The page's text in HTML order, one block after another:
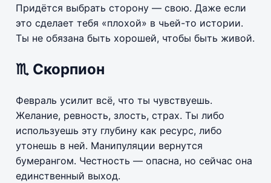
Придётся выбрать сторону — свою. Даже если
это сделает тебя «плохой» в чьей-то истории.
Ты не обязана быть хорошей, чтобы быть живой.
♏ Скорпион
Февраль усилит всё, что ты чувствуешь.
Желание, ревность, злость, страх. Ты либо
используешь эту глубину как ресурс, либо
утонешь в ней. Манипуляции вернутся
бумерангом. Честность — опасна, но сейчас она
единственный выход.